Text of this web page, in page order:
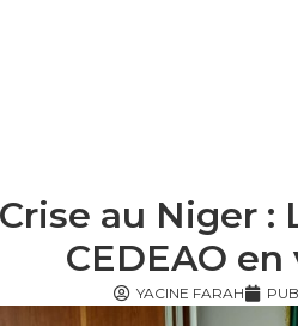
Crise au Niger :
CEDEAO
YACINE FARAH